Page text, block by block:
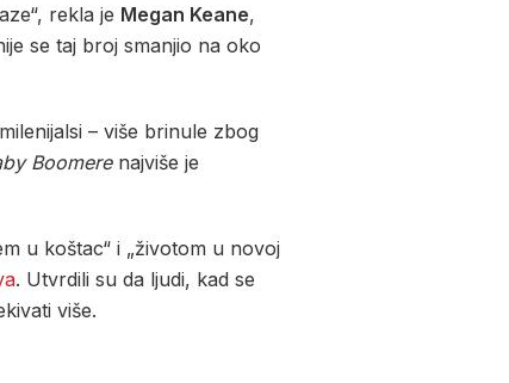
rekla je Megan Keane,
se taj broj smanjio na oko
– više brinule zbog
Boomere najviše je
u koštac“ i „životom u novoj
. Utvrdili su da ljudi, kad se
više.